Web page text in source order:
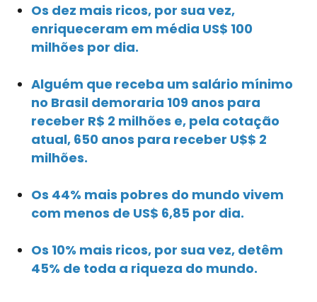
Os dez mais ricos, por sua vez,
enriqueceram em média US$ 100
milhões por dia.
Alguém que receba um salário mínimo
no Brasil demoraria 109 anos para
receber R$ 2 milhões e, pela cotação
atual, 650 anos para receber U$$ 2
milhões.
Os 44% mais pobres do mundo vivem
com menos de US$ 6,85 por dia.
Os 10% mais ricos, por sua vez, detêm
45% de toda a riqueza do mundo.